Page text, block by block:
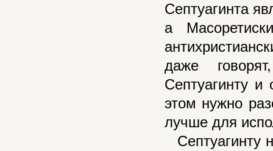
Септуагинта
а
даже
Септуагинту и
этом нужно
лучше для
Септуагинту